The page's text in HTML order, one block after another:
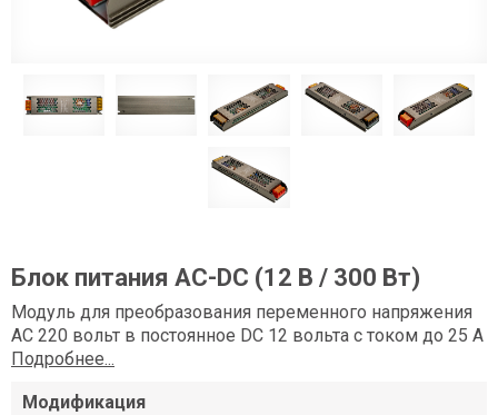
Блок питания AC-DC (12 В / 300 Вт)
Модуль для преобразования переменного напряжения
AC 220 вольт в постоянное DC 12 вольта с током до 25 А
Подробнее...
Модификация